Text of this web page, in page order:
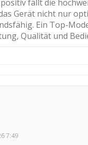
fällt die
Gerät nicht nur
Ein Top-
Qualität und
7:49